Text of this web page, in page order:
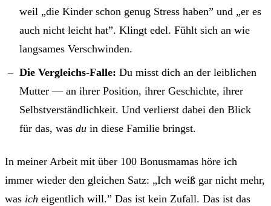
weil „die Kinder schon genug Stress haben” und „er es
auch nicht leicht hat”. Klingt edel. Fühlt sich an wie
langsames Verschwinden.
Die Vergleichs-Falle: Du misst dich an der leiblichen
Mutter — an ihrer Position, ihrer Geschichte, ihrer
Selbstverständlichkeit. Und verlierst dabei den Blick
für das, was du in diese Familie bringst.
In meiner Arbeit mit über 100 Bonusmamas höre ich
immer wieder den gleichen Satz: „Ich weiß gar nicht mehr,
was ich eigentlich will.” Das ist kein Zufall. Das ist das